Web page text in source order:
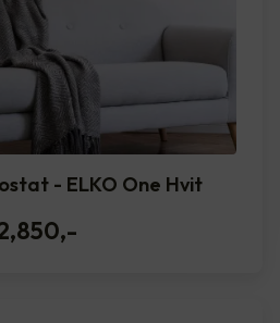
- ELKO One Hvit
,-